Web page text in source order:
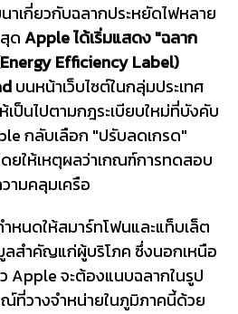
เกี่ยวกับฉลากประหยัดไฟหลาย
ดApple ได้เริ่มแสดง "ฉลาก
Efficiency Label)
บนหน้าเว็บไซต์ในกลุ่มประเทศ
เป็นไปตามกฎระเบียบใหม่ที่บังคับ
กลับเลือก "ปรับลดเกรด"
ยให้เหตุผลว่าเกณฑ์การทดสอบ
ามคลุมเครือ
หนดให้สมาร์ทโฟนและแท็บเล็ต
สำคัญแก่ผู้บริโภค ซึ่งนอกเหนือ
Apple จะต้องแนบฉลากในรูป
วางจำหน่ายในภูมิภาคนี้ด้วย